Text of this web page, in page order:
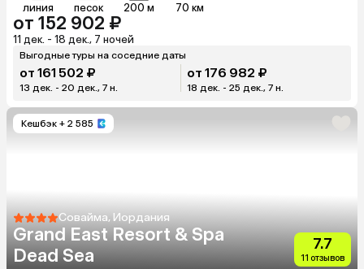
линия песок 200 м 70 км
от 152 902 ₽
11 дек. - 18 дек., 7 ночей
Выгодные туры на соседние даты
от 161 502 ₽
13 дек. - 20 дек., 7 н.
от 176 982 ₽
18 дек. - 25 дек., 7 н.
Кешбэк + 2 585
Совайма, Иордания
Grand East Resort & Spa
Dead Sea
7.7
11 отзывов